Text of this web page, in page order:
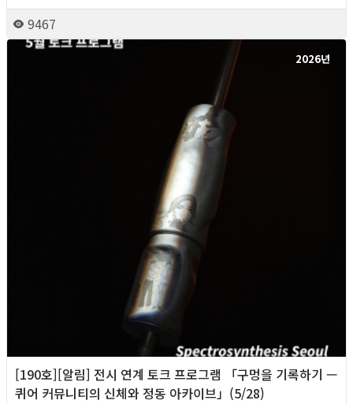
9467
2026년
[190호][알림] 전시 연계 토크 프로그램 「구멍을 기록하기 —
퀴어 커뮤니티의 신체와 정동 아카이브」(5/28)